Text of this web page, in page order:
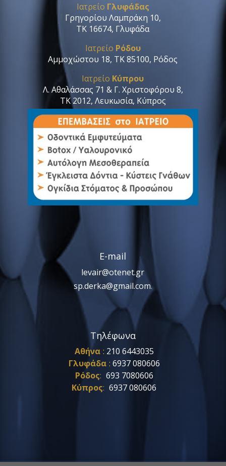
Ιατρείο Γλυφάδας
Γρηγορίου Λαμπράκη 10,
ΤΚ 16674, Γλυφάδα
Ιατρείο Ρόδου
Αμμοχώστου 18, ΤΚ 85100, Ρόδος
Ιατρείο Κύπρου
Λ. Αθαλάσσας 71 & Γ. Χριστοφόρου 8,
ΤΚ 2012, Λευκωσία, Κύπρος
E-mail
levair@otenet.gr
sp.derka@gmail.com.
Τηλέφωνα
Αθήνα : 210 6443035
Γλυφάδα : 6937 080606
Ρόδος: 693 7080606
Κύπρος: 6937 080606